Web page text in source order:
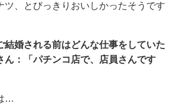
ツ、とびっきりおいしかったそうです
結婚される前はどんな仕事をしていた
ん：「パチンコ店で、店員さんです
…